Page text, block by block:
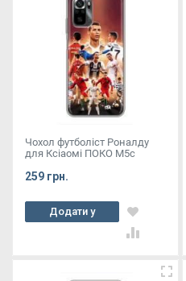
Чохол футболіст Роналду
для Ксіаомі ПОКО М5с
259 грн.
Додати у
кошик